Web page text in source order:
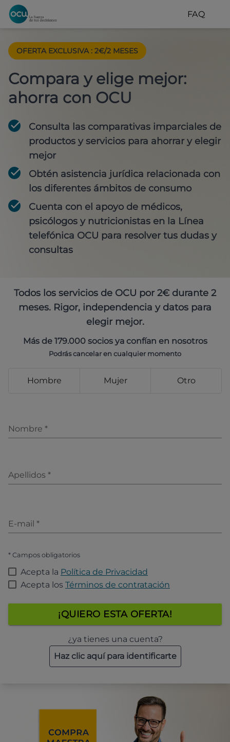
FAQ
OFERTA EXCLUSIVA : 2€/2 MESES
Compara y elige mejor:
ahorra con OCU
Consulta las comparativas imparciales de
productos y servicios para ahorrar y elegir
mejor
Obtén asistencia jurídica relacionada con
los diferentes ámbitos de consumo
Cuenta con el apoyo de médicos,
psicólogos y nutricionistas en la Línea
telefónica OCU para resolver tus dudas y
consultas
Todos los servicios de OCU por 2€ durante 2
meses. Rigor, independencia y datos para
elegir mejor.
Más de 179.000 socios ya confían en nosotros
Podrás cancelar en cualquier momento
Hombre Mujer Otro
Nombre *
Apellidos *
E-mail *
* Campos obligatorios
Acepta la Política de Privacidad
Acepta los Términos de contratación
¡QUIERO ESTA OFERTA!
¿ya tienes una cuenta?
Haz clic aquí para identificarte